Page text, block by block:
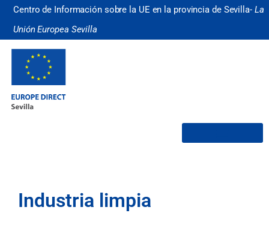
Centro de Información sobre la UE en la provincia de Sevilla- La
Unión Europea Sevilla
Industria limpia